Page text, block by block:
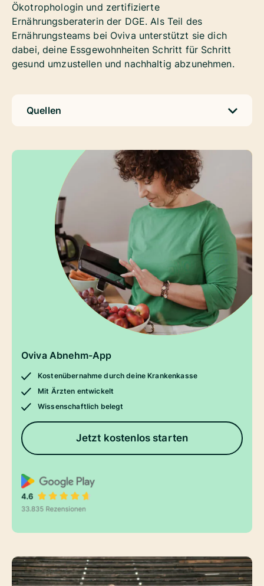
Ökotrophologin und zertifizierte
Ernährungsberaterin der DGE. Als Teil des
Ernährungsteams bei Oviva unterstützt sie dich
dabei, deine Essgewohnheiten Schritt für Schritt
gesund umzustellen und nachhaltig abzunehmen.
Quellen
Oviva Abnehm-App
Kostenübernahme durch deine Krankenkasse
Mit Ärzten entwickelt
Wissenschaftlich belegt
Jetzt kostenlos starten